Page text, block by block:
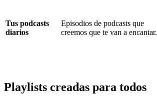
Tus podcasts
diarios
Episodios de podcasts que
creemos que te van a encantar.
Playlists creadas para todos